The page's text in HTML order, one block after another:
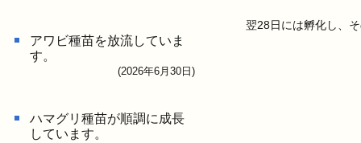
翌28日には孵化し、
アワビ種苗を放流していま
す。
(2026年6月30日)
ハマグリ種苗が順調に成長
しています。